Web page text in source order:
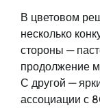
В цветовом
несколько
стороны —
продолжение
С другой —
ассоциации с